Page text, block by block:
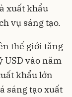
xuất khẩu
vụ sáng tạo.
thế giới tăng
USD vào năm
khẩu lớn
sáng tạo xuất